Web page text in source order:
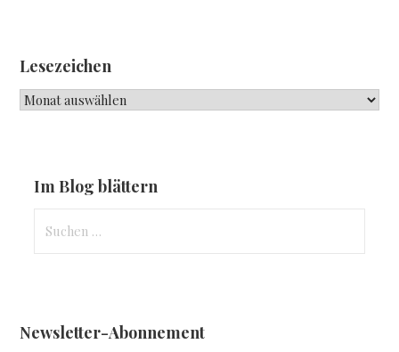
Lesezeichen
Lesezeichen
Im Blog blättern
nach:
Newsletter-Abonnement